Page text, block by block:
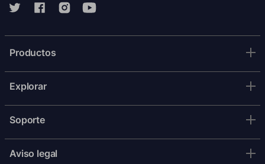
Productos
Explorar
Soporte
Aviso legal